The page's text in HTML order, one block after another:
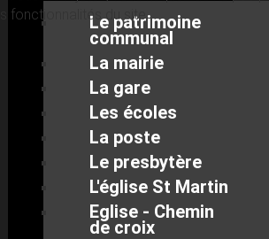
Le patrimoine
communal
La mairie
La gare
Les écoles
La poste
Le presbytère
L'église St Martin
Eglise - Chemin
de croix
fonctionnalités du site.